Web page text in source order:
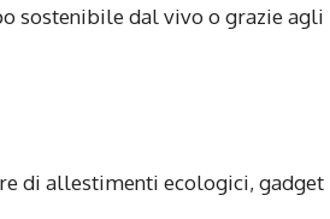
sostenibile dal vivo o grazie agli
di allestimenti ecologici, gadget